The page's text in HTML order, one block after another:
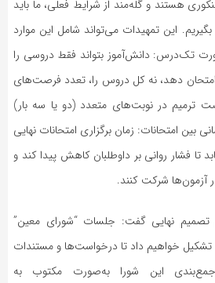
هستند و گله‌مند از شرایط فعلی، ما باید
این تمهیدات می‌تواند شامل این موارد
تک‌درس: دانش‌آموز بتواند فقط دروسی را
امتحان دهد، نه کل دروس را، تعدد فرصت‌های
ترمیم در نوبت‌های متعدد (دو یا سه بار)
بین امتحانات: زمان برگزاری امتحانات نهایی
افزایش یابد تا فشار روانی بر داوطلبان کاهش پیدا کند و
آزمون‌ها شرکت کنند.
تصمیم نهایی گفت: جلسات “شورای معین”
خواهیم داد تا درخواست‌ها و مستندات
این شورا به‌صورت مکتوب به